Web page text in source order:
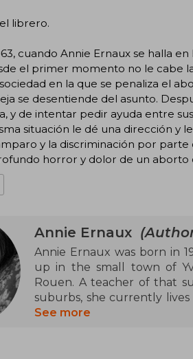
librero.
cuando Annie Ernaux se halla
el primer momento no le cabe
en la que se penaliza el
se desentiende del asunto.
y de intentar pedir ayuda entre
situación le dé una dirección y
y la discriminación por
horror y dolor de un aborto
Annie Ernaux
Annie Ernaux was born in
up in the small town of
Rouen. A teacher of that
suburbs, she currently
National d’Enseignement
See more